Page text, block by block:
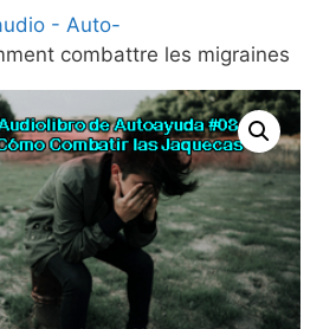
- Auto-
combattre les migraines